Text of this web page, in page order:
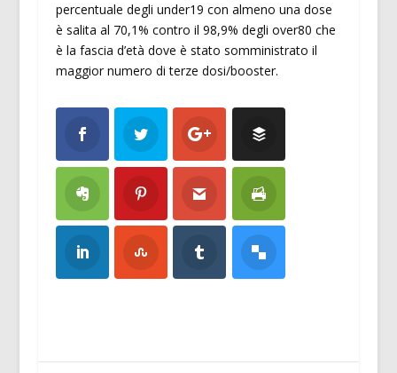
percentuale degli under19 con almeno una dose
è salita al 70,1% contro il 98,9% degli over80 che
è la fascia d’età dove è stato somministrato il
maggior numero di terze dosi/booster.